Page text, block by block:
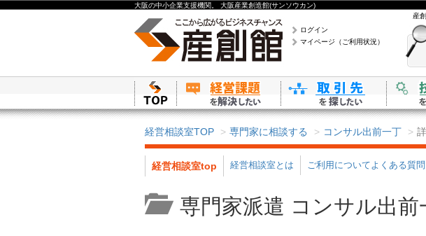
大阪の中小企業支援機関。 大阪産業創造館(サンソウカン)
ログイン
マイページ（ご利用状況）
産
経営相談室TOP 専門家に相談する コンサル出前一丁
経営相談室top 経営相談室とは ご利用についてよくある質問
専門家派遣 コンサル出前